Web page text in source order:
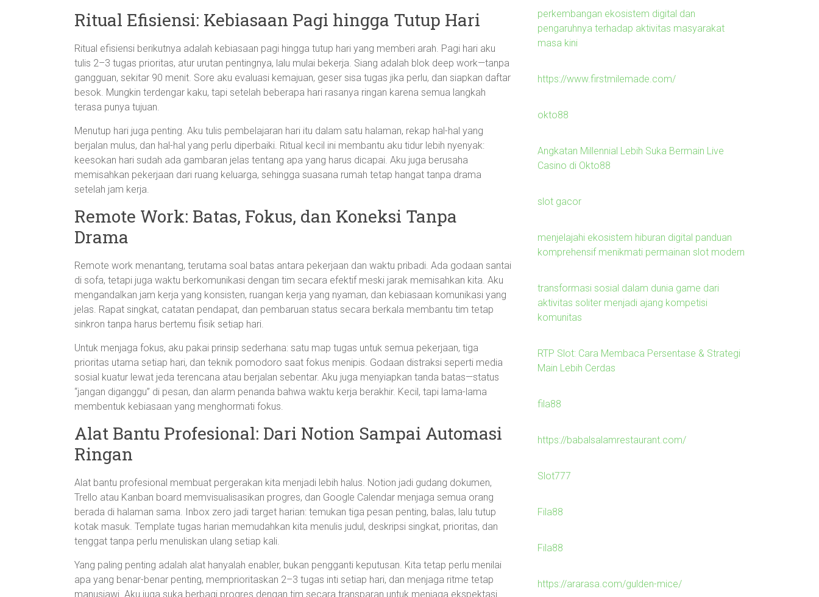
Ritual Efisiensi: Kebiasaan Pagi hingga Tutup Hari
Ritual efisiensi berikutnya adalah kebiasaan pagi hingga tutup hari yang memberi arah. Pagi hari aku
tulis 2–3 tugas prioritas, atur urutan pentingnya, lalu mulai bekerja. Siang adalah blok deep work—tanpa
gangguan, sekitar 90 menit. Sore aku evaluasi kemajuan, geser sisa tugas jika perlu, dan siapkan daftar
besok. Mungkin terdengar kaku, tapi setelah beberapa hari rasanya ringan karena semua langkah
terasa punya tujuan.
Menutup hari juga penting. Aku tulis pembelajaran hari itu dalam satu halaman, rekap hal-hal yang
berjalan mulus, dan hal-hal yang perlu diperbaiki. Ritual kecil ini membantu aku tidur lebih nyenyak:
keesokan hari sudah ada gambaran jelas tentang apa yang harus dicapai. Aku juga berusaha
memisahkan pekerjaan dari ruang keluarga, sehingga suasana rumah tetap hangat tanpa drama
setelah jam kerja.
Remote Work: Batas, Fokus, dan Koneksi Tanpa
Drama
Remote work menantang, terutama soal batas antara pekerjaan dan waktu pribadi. Ada godaan santai
di sofa, tetapi juga waktu berkomunikasi dengan tim secara efektif meski jarak memisahkan kita. Aku
mengandalkan jam kerja yang konsisten, ruangan kerja yang nyaman, dan kebiasaan komunikasi yang
jelas. Rapat singkat, catatan pendapat, dan pembaruan status secara berkala membantu tim tetap
sinkron tanpa harus bertemu fisik setiap hari.
Untuk menjaga fokus, aku pakai prinsip sederhana: satu map tugas untuk semua pekerjaan, tiga
prioritas utama setiap hari, dan teknik pomodoro saat fokus menipis. Godaan distraksi seperti media
sosial kuatur lewat jeda terencana atau berjalan sebentar. Aku juga menyiapkan tanda batas—status
“jangan diganggu” di pesan, dan alarm penanda bahwa waktu kerja berakhir. Kecil, tapi lama-lama
membentuk kebiasaan yang menghormati fokus.
Alat Bantu Profesional: Dari Notion Sampai Automasi
Ringan
Alat bantu profesional membuat pergerakan kita menjadi lebih halus. Notion jadi gudang dokumen,
Trello atau Kanban board memvisualisasikan progres, dan Google Calendar menjaga semua orang
berada di halaman sama. Inbox zero jadi target harian: temukan tiga pesan penting, balas, lalu tutup
kotak masuk. Template tugas harian memudahkan kita menulis judul, deskripsi singkat, prioritas, dan
tenggat tanpa perlu menuliskan ulang setiap kali.
Yang paling penting adalah alat hanyalah enabler, bukan pengganti keputusan. Kita tetap perlu menilai
apa yang benar-benar penting, memprioritaskan 2–3 tugas inti setiap hari, dan menjaga ritme tetap
manusiawi. Aku juga suka berbagi progres dengan tim secara transparan untuk menjaga ekspektasi
perkembangan ekosistem digital dan
pengaruhnya terhadap aktivitas masyarakat
masa kini
https://www.firstmilemade.com/
okto88
Angkatan Millennial Lebih Suka Bermain Live
Casino di Okto88
slot gacor
menjelajahi ekosistem hiburan digital panduan
komprehensif menikmati permainan slot modern
transformasi sosial dalam dunia game dari
aktivitas soliter menjadi ajang kompetisi
komunitas
RTP Slot: Cara Membaca Persentase & Strategi
Main Lebih Cerdas
fila88
https://babalsalamrestaurant.com/
Slot777
Fila88
Fila88
https://ararasa.com/gulden-mice/